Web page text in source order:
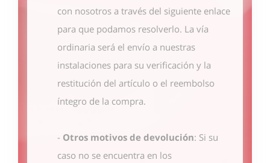
con nosotros a través del siguiente enlace
para que podamos resolverlo. La vía
ordinaria será el envío a nuestras
instalaciones para su verificación y la
restitución del artículo o el reembolso
íntegro de la compra.
- Otros motivos de devolución: Si su
caso no se encuentra en los